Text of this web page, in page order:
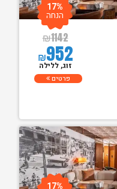
₪1142
₪952
17%
הנחה
זוג, ללילה
פרטים
17%